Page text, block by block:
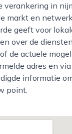
verankering in
markt en
geeft voor
over de
de actuele
adres en
informatie
point.